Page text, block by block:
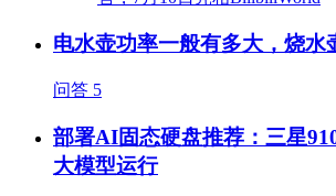
电水壶功率一般有多大，烧水
问答 5
部署AI固态硬盘推荐：三星
大模型运行